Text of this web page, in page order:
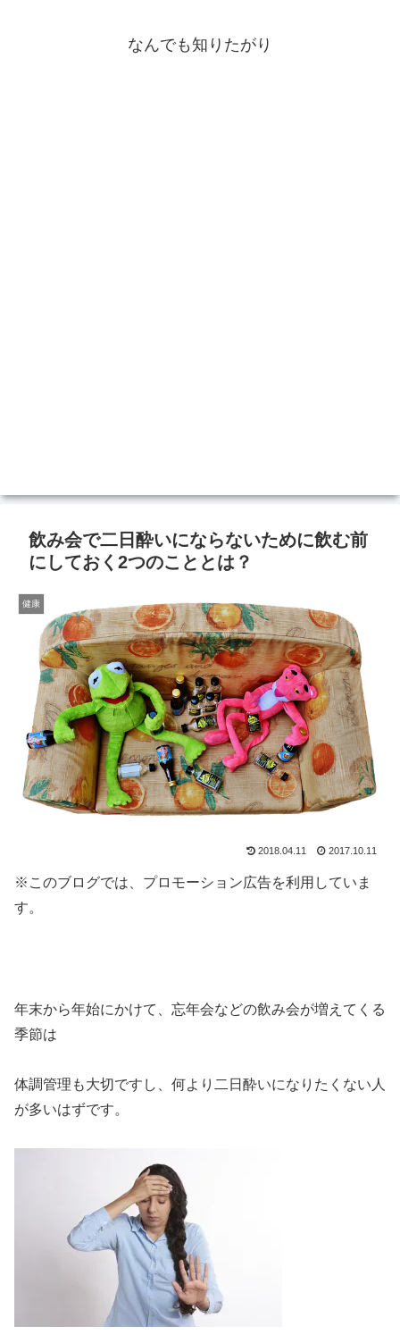
なんでも知りたがり
飲み会で二日酔いにならないために飲む前
にしておく2つのこととは？
健康
2018.04.11 2017.10.11
※このブログでは、プロモーション広告を利用していま
す。
年末から年始にかけて、忘年会などの飲み会が増えてくる
季節は
体調管理も大切ですし、何より 二日酔いになりたくない人
が多いはずです。